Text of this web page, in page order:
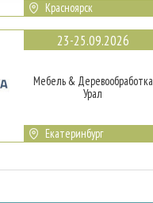
Красноярск
23-25.09.2026
Мебель & Деревообработка
Урал
Екатеринбург